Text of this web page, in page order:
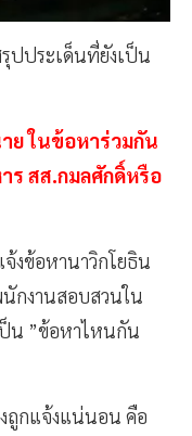
ปประเด็นที่ยังเป็น
ย ในข้อหาร่วมกัน
สส.กมลศักดิ์หรือ
จ้งข้อหานาวิกโยธิน
กงานสอบสวนใน
น ”ข้อหาไหนกัน
ถูกแจ้งแน่นอน คือ